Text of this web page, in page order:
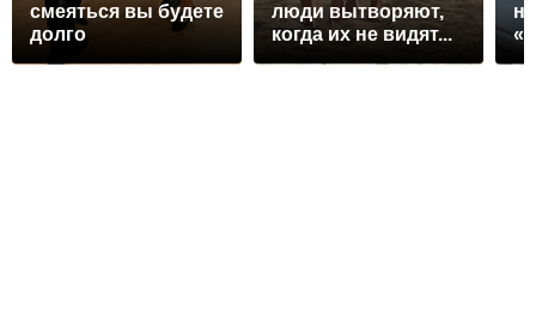
смеяться вы будете
долго
люди вытворяют,
когда их не видят...